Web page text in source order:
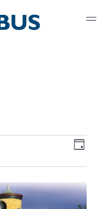
af
Dag